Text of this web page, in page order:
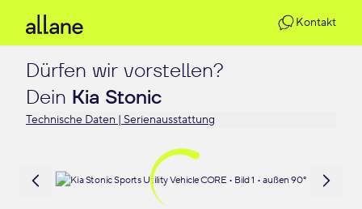
Kontakt
Dürfen wir vorstellen?
Dein Kia Stonic
Technische Daten | Serienausstattung